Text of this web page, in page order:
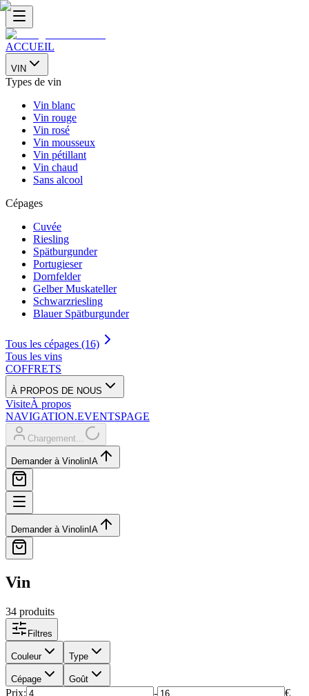
ACCUEIL
VIN
Types de vin
Vin blanc
Vin rouge
Vin rosé
Vin mousseux
Vin pétillant
Vin chaud
Sans alcool
Cépages
Cuvée
Riesling
Spätburgunder
Portugieser
Dornfelder
Gelber Muskateller
Schwarzriesling
Blauer Spätburgunder
Tous les cépages (16)
Tous les vins
COFFRETS
À PROPOS DE NOUS
VisiteÀ propos
NAVIGATION.EVENTSPAGE
Chargement...
Demander à Vinolin IA
Demander à Vinolin IA
Vin
34 produits
Filtres
Couleur Type
Cépage Goût
Prix: - €